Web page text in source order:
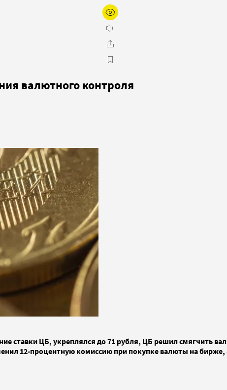
валютного контроля
ставки ЦБ, укреплялся до 71 рубля, ЦБ решил смягчить
12-процентную комиссию при покупке валюты на